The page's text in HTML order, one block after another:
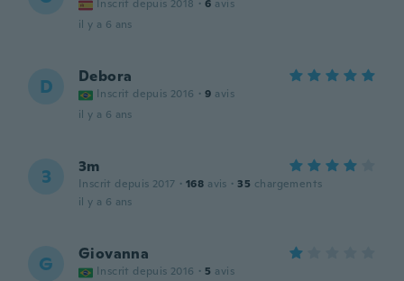
Inscrit depuis 2018 · 6 avis
il y a 6 ans
D Debora
Inscrit depuis 2016 · 9 avis
il y a 6 ans
3 3m
Inscrit depuis 2017 · 168 avis · 35 chargements
il y a 6 ans
G Giovanna
Inscrit depuis 2016 · 5 avis